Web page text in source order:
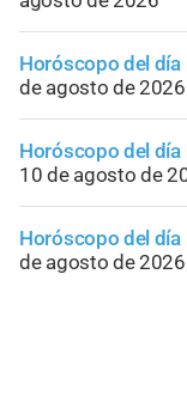
Horóscopo del día
de agosto de 2026
Horóscopo del día
10 de agosto de
Horóscopo del día
de agosto de 2026